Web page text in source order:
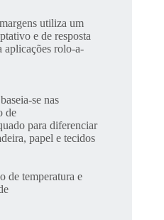
utiliza um
e de resposta
aplicações rolo-a-
se nas
de
para diferenciar
papel e tecidos
de temperatura e